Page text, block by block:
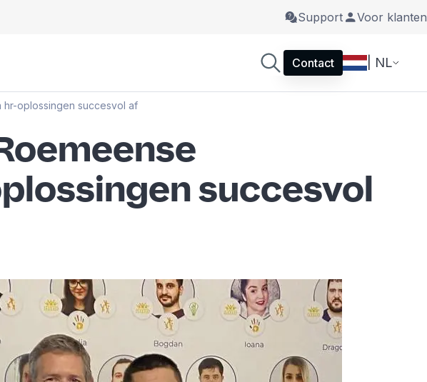
Support Voor klanten
Contact | NL
hr-oplossingen succesvol af
succesvol